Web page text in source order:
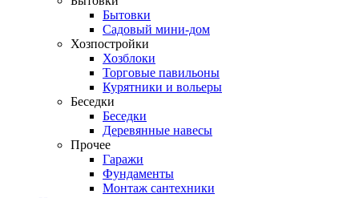
Бытовки
Садовый мини-дом
Хозпостройки
Хозблоки
Торговые павильоны
Курятники и вольеры
Беседки
Беседки
Деревянные навесы
Прочее
Гаражи
Фундаменты
Монтаж сантехники